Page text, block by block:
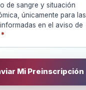
de sangre y situación
únicamente para las
en el aviso de
*
Mi Preinscripción